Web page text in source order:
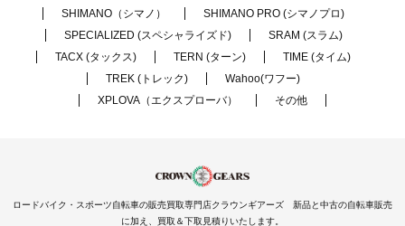
SHIMANO（シマノ）
SHIMANO PRO (シマノプロ)
SPECIALIZED (スペシャライズド)
SRAM (スラム)
TACX (タックス)
TERN (ターン)
TIME (タイム)
TREK (トレック)
Wahoo(ワフー)
XPLOVA（エクスプローバ）
その他
ロードバイク・スポーツ自転車の販売買取専門店クラウンギアーズ 新品と中古の自転車販売
に加え、買取＆下取見積りいたします。